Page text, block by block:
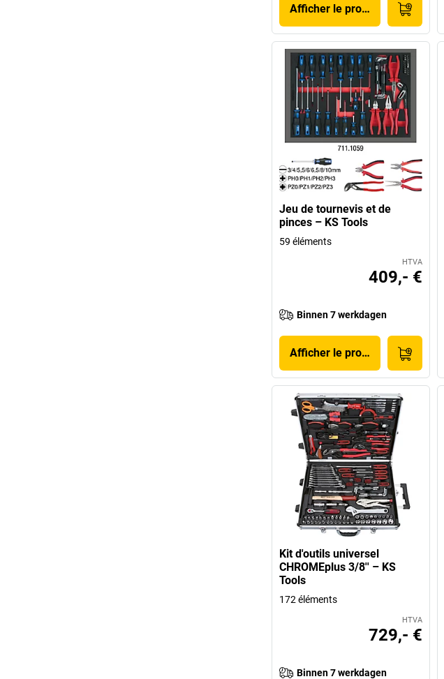
Afficher le produit
Jeu de tournevis et de
pinces – KS Tools
59 éléments
HTVA
409,- €
Binnen 7 werkdagen
Afficher le produit
Kit d'outils universel
CHROMEplus 3/8'' – KS
Tools
172 éléments
HTVA
729,- €
Binnen 7 werkdagen